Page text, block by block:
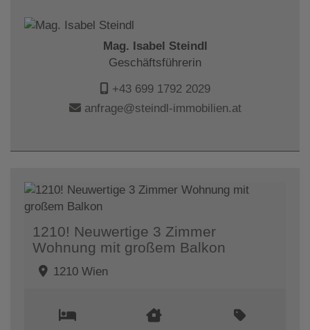
Mag. Isabel Steindl
Geschäftsführerin
+43 699 1792 2029
anfrage@steindl-immobilien.at
1210! Neuwertige 3 Zimmer
Wohnung mit großem Balkon
1210 Wien